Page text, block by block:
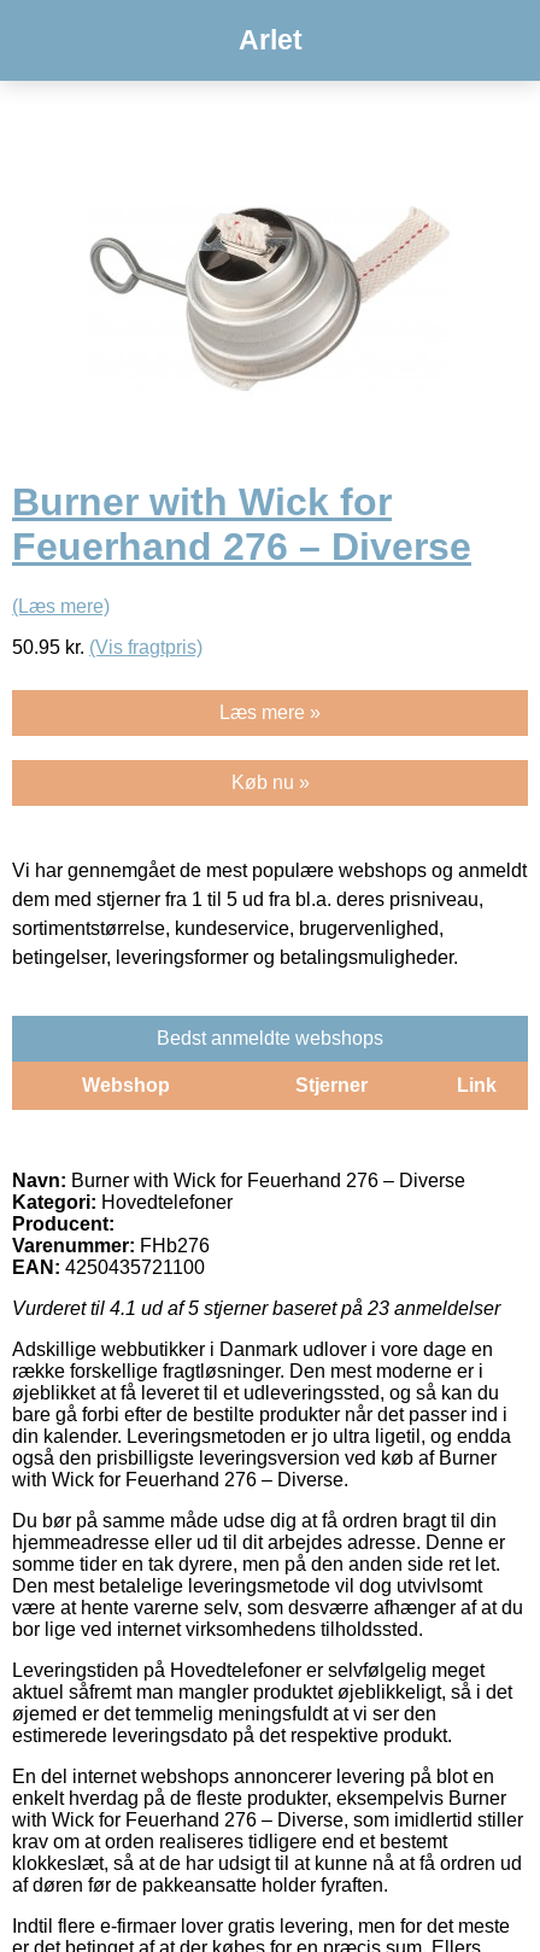
Arlet
Burner with Wick for
Feuerhand 276 – Diverse
(Læs mere)
50.95 kr. (Vis fragtpris)
Læs mere »
Køb nu »
Vi har gennemgået de mest populære webshops og anmeldt
dem med stjerner fra 1 til 5 ud fra bl.a. deres prisniveau,
sortimentstørrelse, kundeservice, brugervenlighed,
betingelser, leveringsformer og betalingsmuligheder.
Bedst anmeldte webshops
Webshop Stjerner Link
Navn: Burner with Wick for Feuerhand 276 – Diverse
Kategori: Hovedtelefoner
Producent:
Varenummer: FHb276
EAN: 4250435721100
Vurderet til 4.1 ud af 5 stjerner baseret på 23 anmeldelser
Adskillige webbutikker i Danmark udlover i vore dage en
række forskellige fragtløsninger. Den mest moderne er i
øjeblikket at få leveret til et udleveringssted, og så kan du
bare gå forbi efter de bestilte produkter når det passer ind i
din kalender. Leveringsmetoden er jo ultra ligetil, og endda
også den prisbilligste leveringsversion ved køb af Burner
with Wick for Feuerhand 276 – Diverse.
Du bør på samme måde udse dig at få ordren bragt til din
hjemmeadresse eller ud til dit arbejdes adresse. Denne er
somme tider en tak dyrere, men på den anden side ret let.
Den mest betalelige leveringsmetode vil dog utvivlsomt
være at hente varerne selv, som desværre afhænger af at du
bor lige ved internet virksomhedens tilholdssted.
Leveringstiden på Hovedtelefoner er selvfølgelig meget
aktuel såfremt man mangler produktet øjeblikkeligt, så i det
øjemed er det temmelig meningsfuldt at vi ser den
estimerede leveringsdato på det respektive produkt.
En del internet webshops annoncerer levering på blot en
enkelt hverdag på de fleste produkter, eksempelvis Burner
with Wick for Feuerhand 276 – Diverse, som imidlertid stiller
krav om at orden realiseres tidligere end et bestemt
klokkeslæt, så at de har udsigt til at kunne nå at få ordren ud
af døren før de pakkeansatte holder fyraften.
Indtil flere e-firmaer lover gratis levering, men for det meste
er det betinget af at der købes for en præcis sum. Ellers